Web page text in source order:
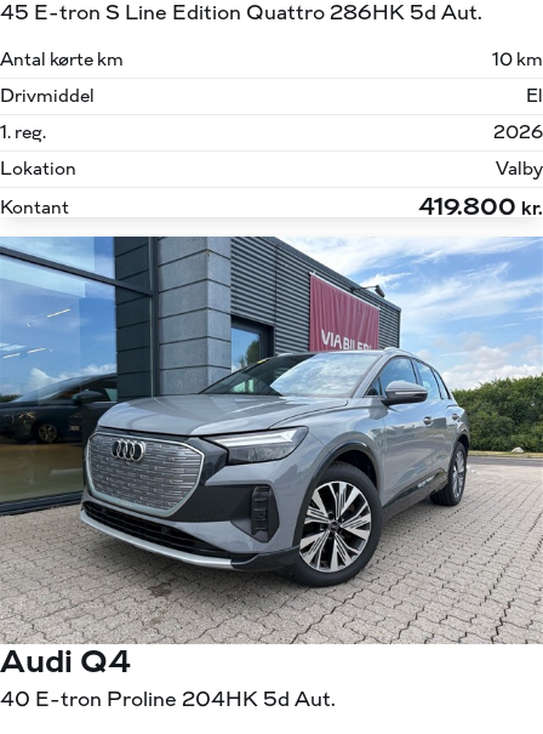
45 E-tron S Line Edition Quattro 286HK 5d Aut.
Antal kørte km
10 km
Drivmiddel
El
1. reg.
2026
Lokation
Valby
Kontant
419.800 kr.
Audi Q4
40 E-tron Proline 204HK 5d Aut.